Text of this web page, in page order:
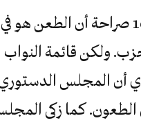
وتنص المادة 166 صراحة أن الطعن
ولكن قائمة النواب
أي أن المجلس
الطعون. كما زكى